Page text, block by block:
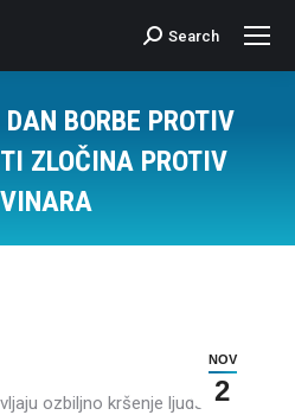
Search:
Search
BORBE PROTIV
ZLOČINA PROTIV
NOV
2
ozbiljno kršenje ljudskih